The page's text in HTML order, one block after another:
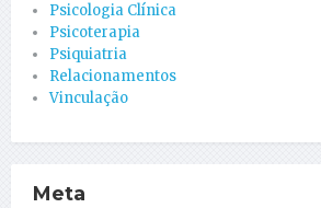
Psicologia Clínica
Psicoterapia
Psiquiatria
Relacionamentos
Vinculação
Meta